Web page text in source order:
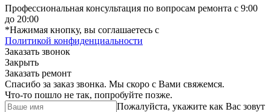
Профессиональная консультация по вопросам ремонта с 9:00
до 20:00
*Нажимая кнопку, вы соглашаетесь с
Политикой конфиденциальности
Заказать звонок
Закрыть
Заказать ремонт
Спасибо за заказ звонка. Мы скоро с Вами свяжемся.
Что-то пошло не так, попробуйте позже.
Пожалуйста, укажите как Вас зовут